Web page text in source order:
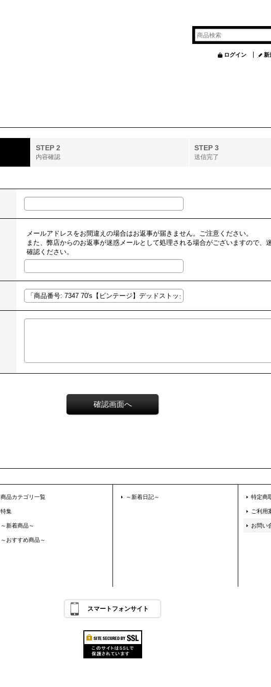
ログイン 新
STEP 2
内容確認
STEP 3
送信完了
メールアドレスをお間違えの場合はお返事が届きません。ご注意ください。
また、弊店からのお返事が迷惑メールとして処理される場合がございますので、
確認ください。
商品カテゴリ一覧
特集
～新着商品～
～おすすめ商品～
～新着日記～ 特定商
ご利用
お問い
スマートフォンサイト